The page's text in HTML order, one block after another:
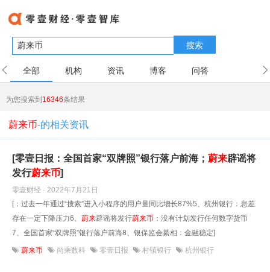
搜索
全部 机构 资讯 博客 问答
为您搜索到16346条结果
蔚来币-的相关资讯
[零壹日报：全国首家“双牌照”银行落户前海； 蔚来辟谣将
发行蔚来币]
零壹财经 · 2022年7月21日
[：过去一年通过“搜索”进入小程序的用户量同比增长87%5、杭州银行：息差
存在一定下降压力6、 蔚来辟谣将发行蔚来币 ：没有计划发行任何数字货币
7、全国首家“双牌照”银行落户前海8、银保监会綦相：金融稳定]
蔚来币 尚乘数科 零壹日报 村镇银行 杭州银行